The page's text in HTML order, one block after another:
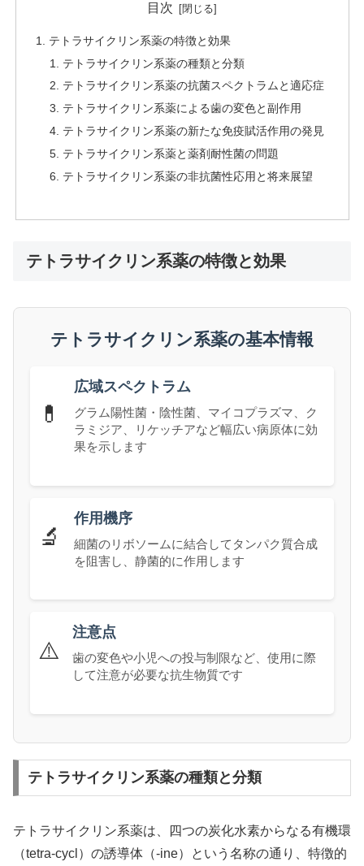
目次
テトラサイクリン系薬の特徴と効果
テトラサイクリン系薬の種類と分類
テトラサイクリン系薬の抗菌スペクトラムと適応症
テトラサイクリン系薬による歯の変色と副作用
テトラサイクリン系薬の新たな免疫賦活作用の発見
テトラサイクリン系薬と薬剤耐性菌の問題
テトラサイクリン系薬の非抗菌性応用と将来展望
テトラサイクリン系薬の特徴と効果
テトラサイクリン系薬の基本情報
💊
広域スペクトラム
グラム陽性菌・陰性菌、マイコプラズマ、ク
ラミジア、リケッチアなど幅広い病原体に効
果を示します
🔬
作用機序
細菌のリボソームに結合してタンパク質合成
を阻害し、静菌的に作用します
⚠️
注意点
歯の変色や小児への投与制限など、使用に際
して注意が必要な抗生物質です
テトラサイクリン系薬の種類と分類
テトラサイクリン系薬は、四つの炭化水素からなる有機環
（tetra-cycl）の誘導体（-ine）という名称の通り、特徴的